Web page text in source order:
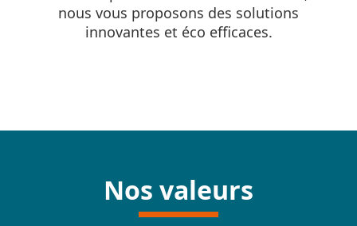
nous vous proposons des solutions
innovantes et éco efficaces.
Nos valeurs